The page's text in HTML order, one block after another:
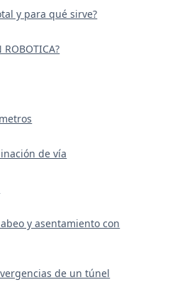
y para qué sirve?
ROBOTICA?
de vía
y asentamiento con
de un túnel